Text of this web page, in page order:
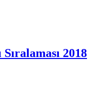
2018